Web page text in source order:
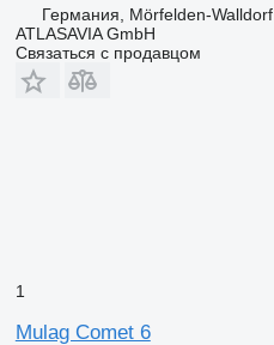
Германия, Mörfelden-Walldorf
ATLASAVIA GmbH
Связаться с продавцом
1
Mulag Comet 6